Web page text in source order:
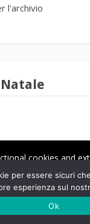
cookies and
l'archivio
per essere sicuri
esperienza sul
Ok